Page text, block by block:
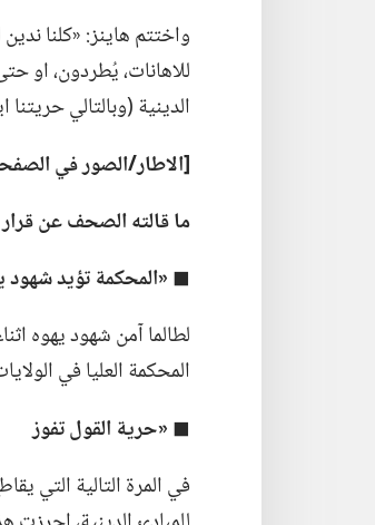
واختتم هاينز:‏ «كلنا
للاهانات،‏ يُطردون،‏ او
الدينية (‏وبالتالي
‏[الاطار/‏الصورفيالصفحتين
ما قالته الصحف عن قرار
◼‏«المحكمة تؤيد شهود
لطالما آمن شهود يهوه
المحكمة العليا في
◼‏«حرية القول تفوز
في المرة التالية التي